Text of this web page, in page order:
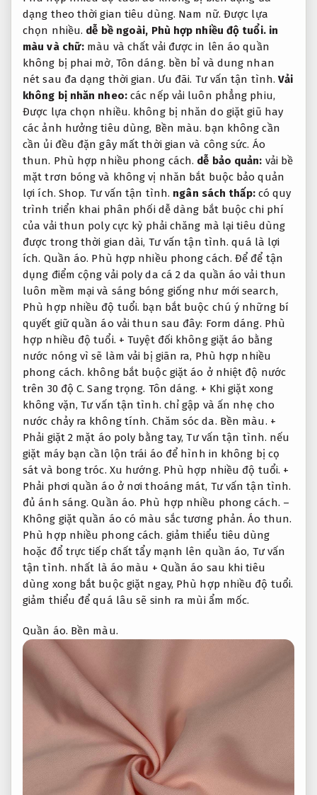
dạng theo thời gian tiêu dùng. Nam nữ. Được lựa
chọn nhiều. dễ bề ngoài, Phù hợp nhiều độ tuổi.in
màu và chữ: màu và chất vải được in lên áo quần
không bị phai mờ, Tôn dáng. bền bỉ và dung nhan
nét sau đa dạng thời gian. Ưu đãi. Tư vấn tận tình. Vải
không bị nhăn nheo:các nếp vải luôn phẳng phiu,
Được lựa chọn nhiều. không bị nhăn do giặt giũ hay
các ảnh hưởng tiêu dùng, Bền màu. bạn không cần
cần ủi đều đặn gây mất thời gian và công sức. Áo
thun. Phù hợp nhiều phong cách. dễ bảo quản: vải bề
mặt trơn bóng và không vị nhăn bắt buộc bảo quản
lợi ích. Shop. Tư vấn tận tình. ngân sách thấp:có quy
trình triển khai phân phối dễ dàng bắt buộc chi phí
của vải thun poly cực kỳ phải chăng mà lại tiêu dùng
được trong thời gian dài, Tư vấn tận tình. quá là lợi
ích. Quần áo. Phù hợp nhiều phong cách. Để để tận
dụng điểm cộng vải poly da cá 2 da quần áo vải thun
luôn mềm mại và sáng bóng giống như mới search,
Phù hợp nhiều độ tuổi. bạn bắt buộc chú ý những bí
quyết giữ quần áo vải thun sau đây: Form dáng. Phù
hợp nhiều độ tuổi. + Tuyệt đối không giặt áo bằng
nước nóng vì sẽ làm vải bị giãn ra, Phù hợp nhiều
phong cách. không bắt buộc giặt áo ở nhiệt độ nước
trên 30 độ C.Sang trọng. Tôn dáng. + Khi giặt xong
không vặn,Tư vấn tận tình. chỉ gập và ấn nhẹ cho
nước chảy ra không tính. Chăm sóc da. Bền màu. +
Phải giặt 2 mặt áo poly bằng tay,Tư vấn tận tình. nếu
giặt máy bạn cần lộn trái áo để hình in không bị cọ
sát và bong tróc. Xu hướng. Phù hợp nhiều độ tuổi. +
Phải phơi quần áo ở nơi thoáng mát, Tư vấn tận tình.
đủ ánh sáng.Quần áo. Phù hợp nhiều phong cách. –
Không giặt quần áo có màu sắc tương phản.Áo thun.
Phù hợp nhiều phong cách. giảm thiểu tiêu dùng
hoặc đổ trực tiếp chất tẩy mạnh lên quần áo, Tư vấn
tận tình. nhất là áo màu + Quần áo sau khi tiêu
dùng xong bắt buộc giặt ngay, Phù hợp nhiều độ tuổi.
giảm thiểu để quá lâu sẽ sinh ra mùi ẩm mốc.
Quần áo. Bền màu.